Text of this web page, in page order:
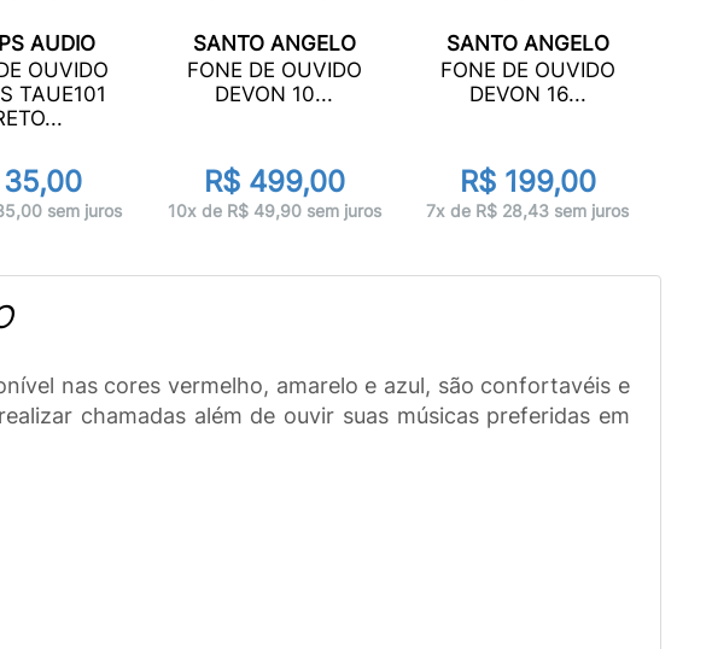
AUDIO
OUVIDO
TAUE101
35,00
sem juros
SANTO ANGELO
FONE DE OUVIDO
DEVON 10...
R$ 499,00
10x de R$ 49,90 sem juros
SANTO ANGELO
FONE DE OUVIDO
DEVON 16...
R$ 199,00
7x de R$ 28,43 sem juros
nas cores vermelho, amarelo e azul, são confortavéis e
chamadas além de ouvir suas músicas preferidas em